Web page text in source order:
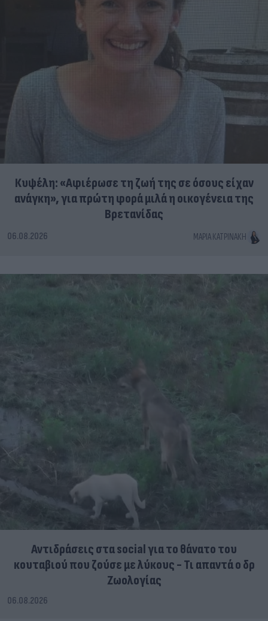
Κυψέλη: «Αφιέρωσε τη ζωή της σε όσους είχαν
ανάγκη», για πρώτη φορά μιλά η οικογένεια της
Βρετανίδας
06.08.2026 ΜΑΡΊΑ ΚΑΤΡΙΝΆΚΗ
Αντιδράσεις στα social για το θάνατο του
κουταβιού που ζούσε με λύκους - Τι απαντά ο δρ
Ζωολογίας
06.08.2026